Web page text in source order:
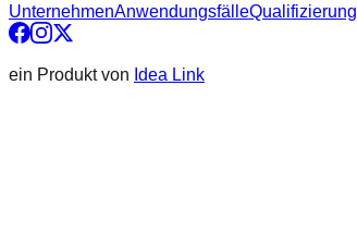
UnternehmenAnwendungsfälleQualifizierung
ein Produkt von Idea Link